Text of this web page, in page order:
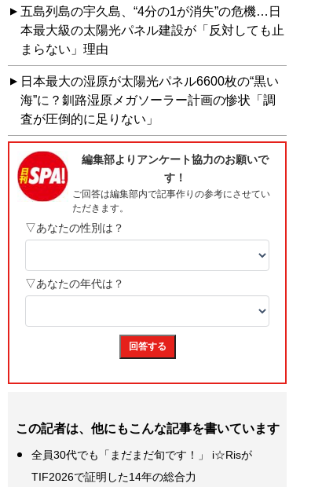
五島列島の宇久島、“4分の1が消失”の危機…日
本最大級の太陽光パネル建設が「反対しても止
まらない」理由
日本最大の湿原が太陽光パネル6600枚の“黒い
海”に？釧路湿原メガソーラー計画の惨状「調
査が圧倒的に足りない」
この記者は、他にもこんな記事を書いています
全員30代でも「まだまだ旬です！」 i☆Risが
TIF2026で証明した14年の総合力